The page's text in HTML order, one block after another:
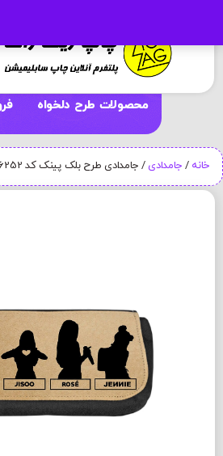
محصولات طرح دلخواه
خانه / جامدادی / جامدادی طرح بلک پینک کد 6252